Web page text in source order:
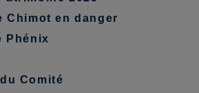
Chimot en danger
Phénix
Comité